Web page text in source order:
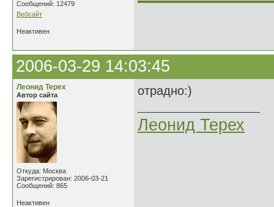
Сообщений: 12479
Вебсайт
Неактивен
2006-03-29 14:03:45
Леонид Терех
Автор сайта
Откуда: Москва
Зарегистрирован: 2006-03-21
Сообщений: 865
отрадно:)
Леонид Терех
Неактивен